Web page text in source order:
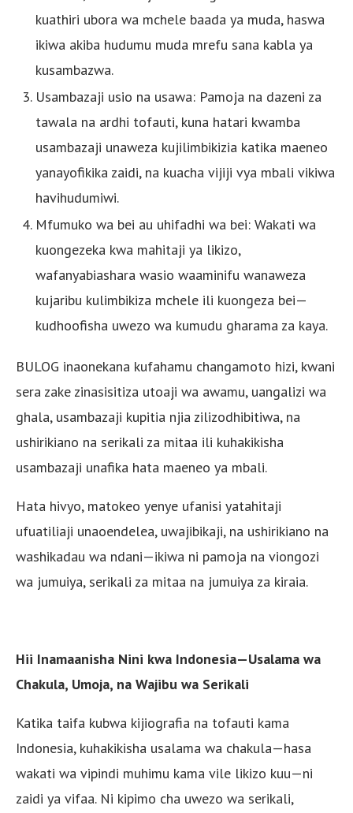
kuathiri ubora wa mchele baada ya muda, haswa
ikiwa akiba hudumu muda mrefu sana kabla ya
kusambazwa.
Usambazaji usio na usawa: Pamoja na dazeni za
tawala na ardhi tofauti, kuna hatari kwamba
usambazaji unaweza kujilimbikizia katika maeneo
yanayofikika zaidi, na kuacha vijiji vya mbali vikiwa
havihudumiwi.
Mfumuko wa bei au uhifadhi wa bei: Wakati wa
kuongezeka kwa mahitaji ya likizo,
wafanyabiashara wasio waaminifu wanaweza
kujaribu kulimbikiza mchele ili kuongeza bei—
kudhoofisha uwezo wa kumudu gharama za kaya.
BULOG inaonekana kufahamu changamoto hizi, kwani
sera zake zinasisitiza utoaji wa awamu, uangalizi wa
ghala, usambazaji kupitia njia zilizodhibitiwa, na
ushirikiano na serikali za mitaa ili kuhakikisha
usambazaji unafika hata maeneo ya mbali.
Hata hivyo, matokeo yenye ufanisi yatahitaji
ufuatiliaji unaoendelea, uwajibikaji, na ushirikiano na
washikadau wa ndani—ikiwa ni pamoja na viongozi
wa jumuiya, serikali za mitaa na jumuiya za kiraia.
Hii Inamaanisha Nini kwa Indonesia—Usalama wa
Chakula, Umoja, na Wajibu wa Serikali
Katika taifa kubwa kijiografia na tofauti kama
Indonesia, kuhakikisha usalama wa chakula—hasa
wakati wa vipindi muhimu kama vile likizo kuu—ni
zaidi ya vifaa. Ni kipimo cha uwezo wa serikali,